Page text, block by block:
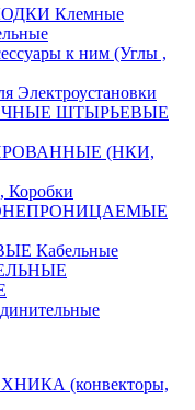
Клемные
к ним (Углы ,
ШТЫРЬЕВЫЕ
(НКИ,
Коробки
Кабельные
(конвекторы,